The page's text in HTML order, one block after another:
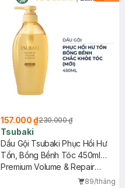
157.000 ₫230.000 ₫
Tsubaki
Dầu Gội Tsubaki Phục Hồi Hư
Tổn, Bồng Bềnh Tóc 450ml
(Mới)
Premium Volume & Repair
89/tháng